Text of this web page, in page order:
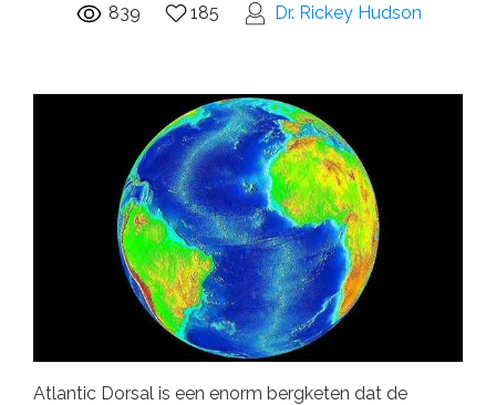
839 185 Dr. Rickey Hudson
Atlantic Dorsal is een enorm bergketen dat de